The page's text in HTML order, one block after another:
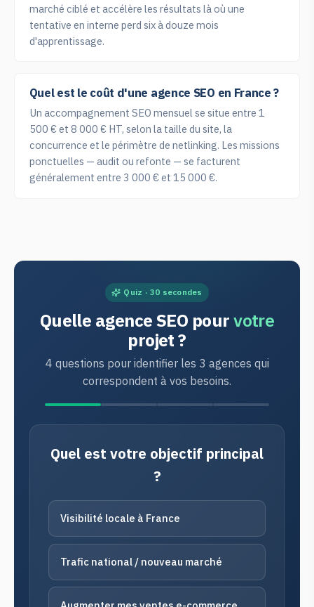
marché ciblé et accélère les résultats là où une
tentative en interne perd six à douze mois
d'apprentissage.
Quel est le coût d'une agence SEO en France ?
Un accompagnement SEO mensuel se situe entre 1
500 € et 8 000 € HT, selon la taille du site, la
concurrence et le périmètre de netlinking. Les missions
ponctuelles — audit ou refonte — se facturent
généralement entre 3 000 € et 15 000 €.
Quiz · 30 secondes
Quelle agence SEO pourvotre
projet ?
4 questions pour identifier les 3 agences qui
correspondent à vos besoins.
Quel est votre objectif principal
?
Visibilité locale à France
Trafic national / nouveau marché